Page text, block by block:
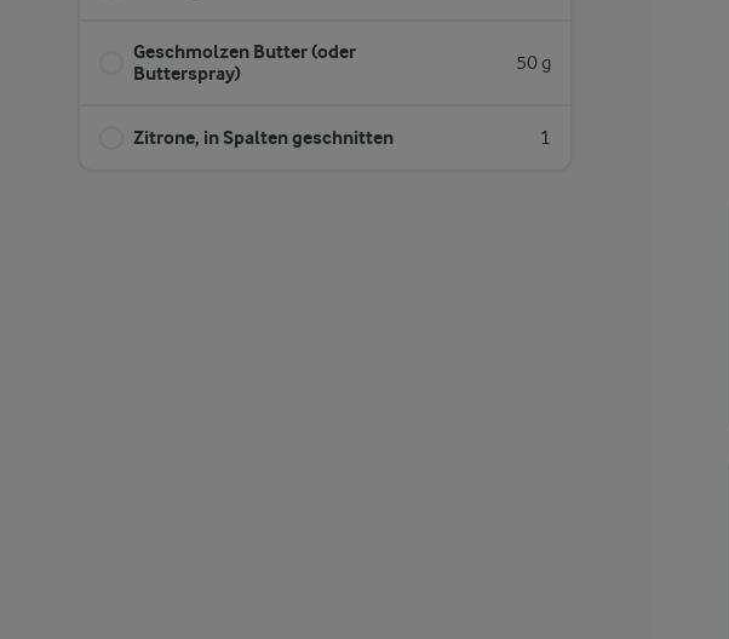
Geschmolzen Butter (oder
Butterspray)
50 g
Zitrone, in Spalten geschnitten 1